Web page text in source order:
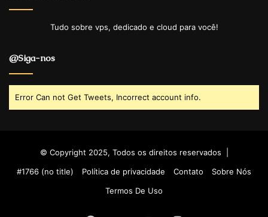
Tudo sobre vps, dedicado e cloud para você!
@Siga-nos
Error Can not Get Tweets, Incorrect account info.
© Copyright 2025, Todos os direitos reservados |
#1766 (no title)
Política de privacidade Contato
Sobre Nós
Termos De Uso